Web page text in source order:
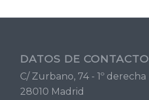
DATOS DE CONTACTO
C/ Zurbano, 74 - 1º derecha
28010 Madrid